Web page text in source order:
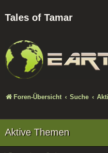
Tales of Tamar
Foren-Übersicht Suche
Aktive Themen